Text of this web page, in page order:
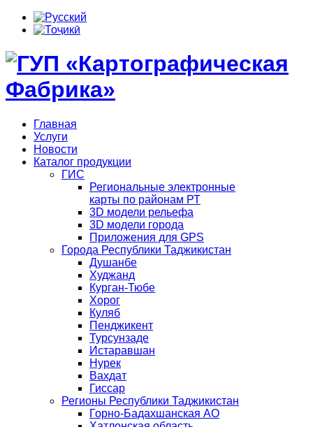
Главная
Услуги
Новости
Каталог продукции
ГИС
Региональные электронные
карты по районам РТ
3D модели рельефа
3D модели города
Приложения для GPS
Города Республики Таджикистан
Душанбе
Худжанд
Курган-Тюбе
Хорог
Куляб
Пенджикент
Турсунзаде
Истаравшан
Нурек
Вахдат
Гиссар
Регионы Республики Таджикистан
Горно-Бадахшанская АО